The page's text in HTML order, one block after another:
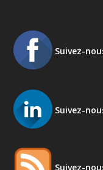
Suivez-
Suivez-
Suivez-